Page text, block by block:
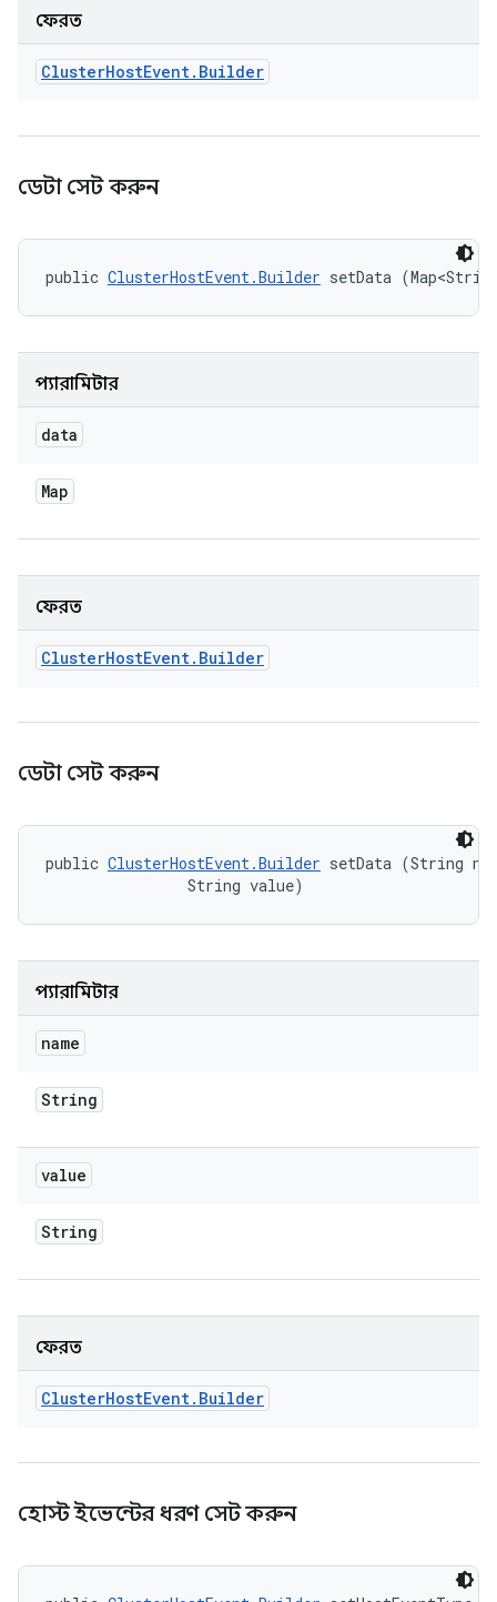
ফেরত
ClusterHostEvent. Builder
ডেটা সেট করুন
public ClusterHostEvent.Builder setData
প্যারামিটার
data
Map
ফেরত
ClusterHostEvent. Builder
ডেটা সেট করুন
public ClusterHostEvent.Builder setData (String
                String value)
প্যারামিটার
name
String
value
String
ফেরত
ClusterHostEvent. Builder
হোস্ট ইভেন্টের ধরণ সেট করুন